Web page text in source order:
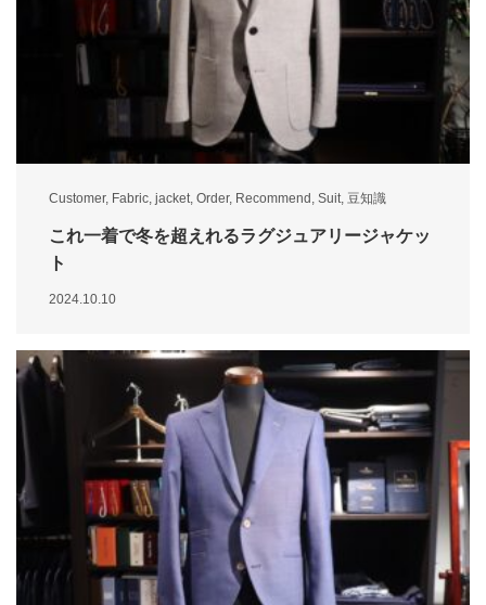
Customer, Fabric, jacket, Order, Recommend , Suit, 豆知識
これ一着で冬を超えれるラグジュアリージャケッ
ト
2024.10.10